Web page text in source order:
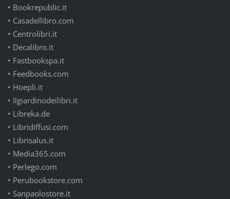
• Bookrepublic.it
• Casadellibro.com
• Centrolibri.it
• Decalibro.it
• Fastbookspa.it
• Feedbooks.com
• Hoepli.it
• Ilgiardinodeilibri.it
• Libreka.de
• Libridiffusi.com
• Librisalus.it
• Media365.com
• Perlego.com
• Perubookstore.com
• Sanpaolostore.it